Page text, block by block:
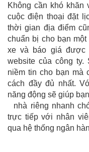
Không cần khó
cuộc điện thoại đặt
thời gian địa điểm
chuẩn bị cho bạn
xe và báo giá được
website của công
niềm tin cho bạn mà
cách đầy đủ nhất.
năng động sẽ giúp
nhà riêng nhanh
trực tiếp với nhân
qua hệ thống ngân